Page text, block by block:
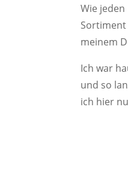
Wie
Sortiment
meinem
Ich war
und so
ich hier